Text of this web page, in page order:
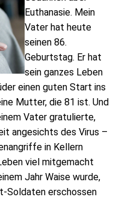
Euthanasie. Mein
Vater hat heute
seinen 86.
Geburtstag. Er hat
sein ganzes Leben
einen guten Start ins
Mutter, die 81 ist. Und
Vater gratulierte,
angesichts des Virus –
in Kellern
viel mitgemacht
Jahr Waise wurde,
Soldaten erschossen